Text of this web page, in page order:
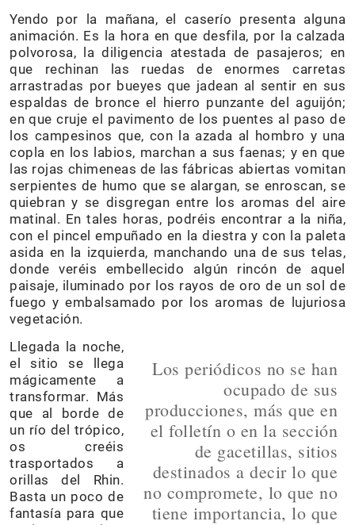
Yendo por la mañana, el caserío presenta alguna
animación. Es la hora en que desfila, por la calzada
polvorosa, la diligencia atestada de pasajeros; en
que rechinan las ruedas de enormes carretas
arrastradas por bueyes que jadean al sentir en sus
espaldas de bronce el hierro punzante del aguijón;
en que cruje el pavimento de los puentes al paso de
los campesinos que, con la azada al hombro y una
copla en los labios, marchan a sus faenas; y en que
las rojas chimeneas de las fábricas abiertas vomitan
serpientes de humo que se alargan, se enroscan, se
quiebran y se disgregan entre los aromas del aire
matinal. En tales horas, podréis encontrar a la niña,
con el pincel empuñado en la diestra y con la paleta
asida en la izquierda, manchando una de sus telas,
donde veréis embellecido algún rincón de aquel
paisaje, iluminado por los rayos de oro de un sol de
fuego y embalsamado por los aromas de lujuriosa
vegetación.
Los periódicos no se han
ocupado de sus
producciones, más que en
el folletín o en la sección
de gacetillas, sitios
destinados a decir lo que
no compromete, lo que no
tiene importancia, lo que
Llegada la noche,
el sitio se llega
mágicamente a
transformar. Más
que al borde de
un río del trópico,
os creéis
trasportados a
orillas del Rhin.
Basta un poco de
fantasía para que